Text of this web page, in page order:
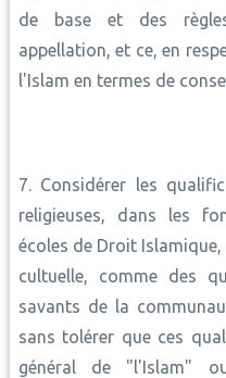
de base et des
appellation, et ce, en
l'Islam en termes de
7. Considérer les
religieuses, dans les
écoles de Droit
cultuelle, comme des
savants de la
sans tolérer que ces
général de "l'Islam"